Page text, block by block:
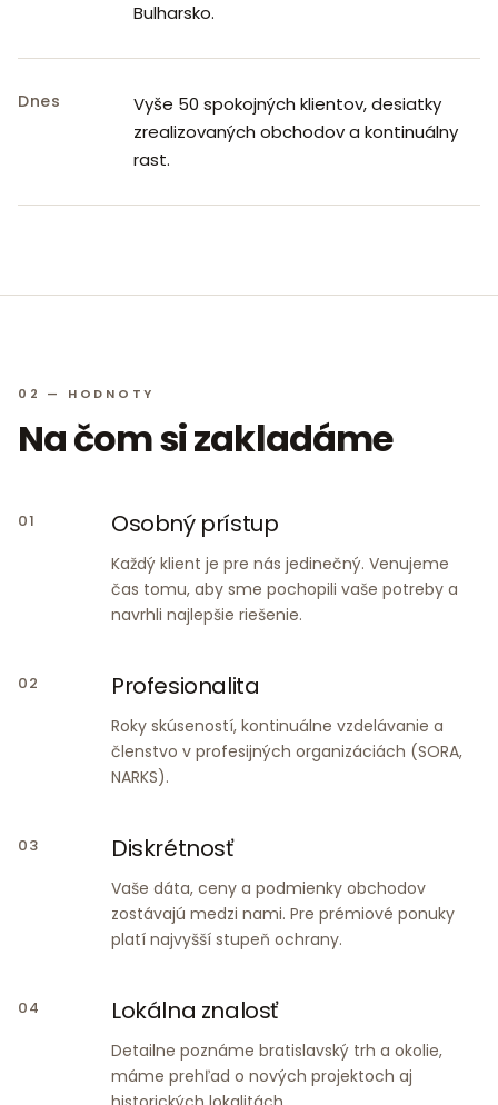
Bulharsko.
Dnes
Vyše 50 spokojných klientov, desiatky
zrealizovaných obchodov a kontinuálny
rast.
02 — HODNOTY
Na čom si zakladáme
01 Osobný prístup
Každý klient je pre nás jedinečný. Venujeme
čas tomu, aby sme pochopili vaše potreby a
navrhli najlepšie riešenie.
02 Profesionalita
Roky skúseností, kontinuálne vzdelávanie a
členstvo v profesijných organizáciách (SORA,
NARKS).
03 Diskrétnosť
Vaše dáta, ceny a podmienky obchodov
zostávajú medzi nami. Pre prémiové ponuky
platí najvyšší stupeň ochrany.
04 Lokálna znalosť
Detailne poznáme bratislavský trh a okolie,
máme prehľad o nových projektoch aj